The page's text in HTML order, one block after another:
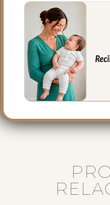
siempre agua fría,
secado al natural.
Medidas:
Largo: 76 cm
Alto 23 cm
Ancho 32 cm